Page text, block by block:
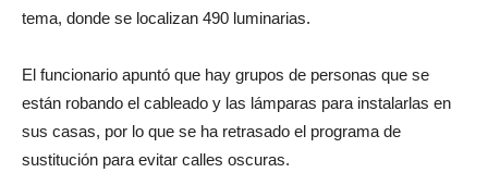
tema, donde se localizan 490 luminarias.
El funcionario apuntó que hay grupos de personas que se
están robando el cableado y las lámparas para instalarlas en
sus casas, por lo que se ha retrasado el programa de
sustitución para evitar calles oscuras.